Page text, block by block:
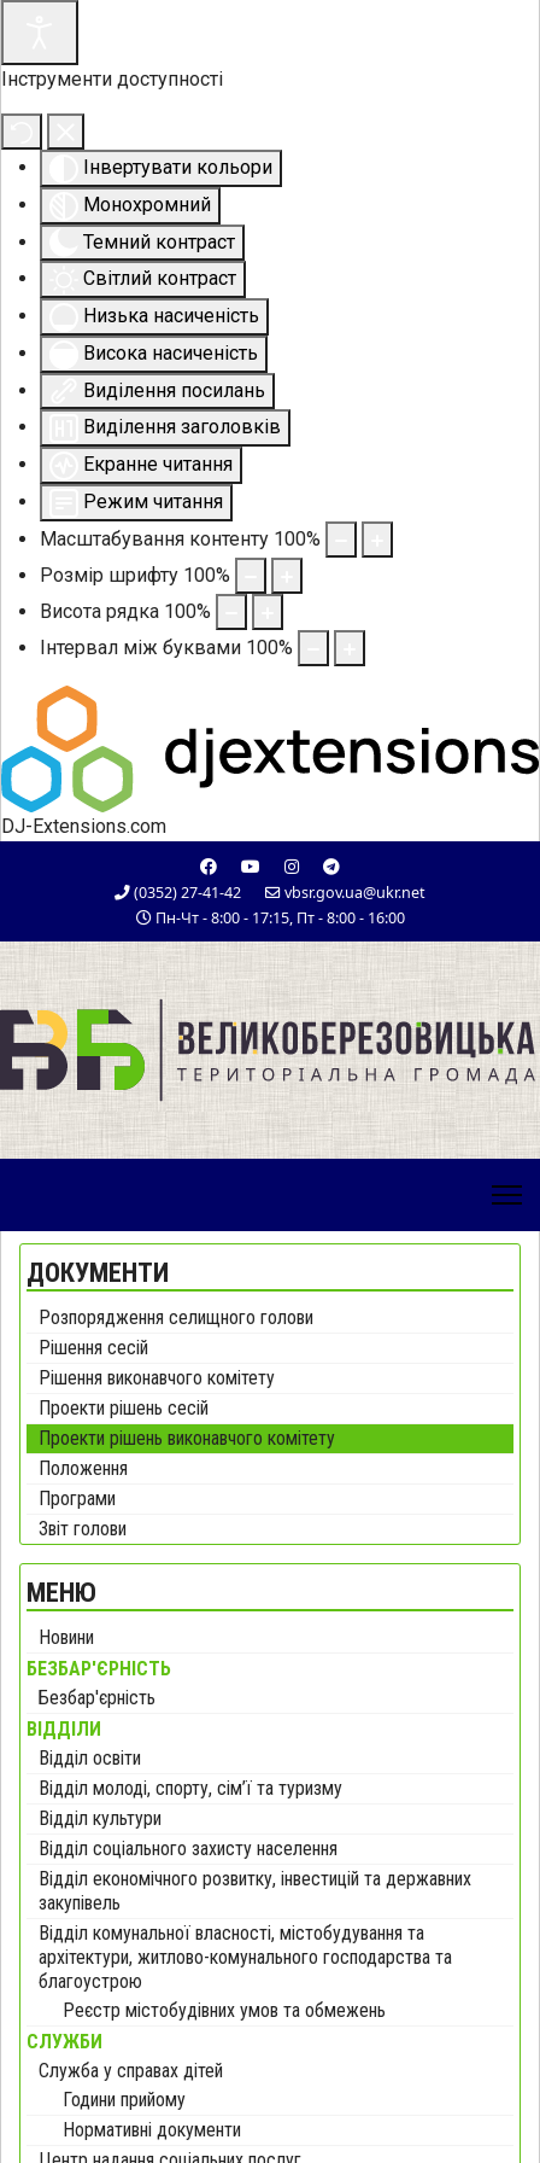
Інструменти доступності
Інвертувати кольори
Монохромний
Темний контраст
Світлий контраст
Низька насиченість
Висока насиченість
Виділення посилань
Виділення заголовків
Екранне читання
Режим читання
Масштабування контенту 100%
Розмір шрифту 100%
Висота рядка 100%
Інтервал між буквами 100%
DJ-Extensions.com
(0352) 27-41-42
vbsr.gov.ua@ukr.net
Пн-Чт - 8:00 - 17:15, Пт - 8:00 - 16:00
ДОКУМЕНТИ
Розпорядження селищного голови
Рішення сесій
Рішення виконавчого комітету
Проекти рішень сесій
Проекти рішень виконавчого комітету
Положення
Програми
Звіт голови
МЕНЮ
Новини
БЕЗБАР'ЄРНІСТЬ
Безбар'єрність
ВІДДІЛИ
Відділ освіти
Відділ молоді, спорту, сім’ї та туризму
Відділ культури
Відділ соціального захисту населення
Відділ економічного розвитку, інвестицій та державних
закупівель
Відділ комунальної власності, містобудування та
архітектури, житлово-комунального господарства та
благоустрою
Реєстр містобудівних умов та обмежень
СЛУЖБИ
Служба у справах дітей
Години прийому
Нормативні документи